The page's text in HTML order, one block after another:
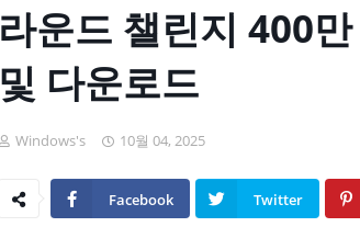
라운드 챌린지 400
및 다운로드
Windows's 10월 04, 2025
Facebook Twitter